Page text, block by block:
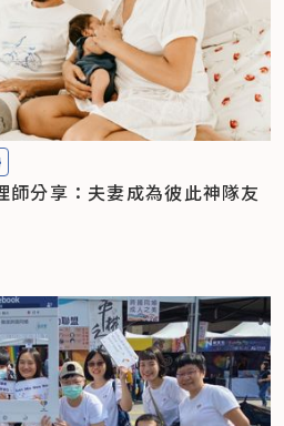
師分享：夫妻成為彼此神隊友